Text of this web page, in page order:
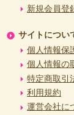
新規会員登
サイトについ
個人情報保
個人情報の
特定商取引
利用規約
運営会社に